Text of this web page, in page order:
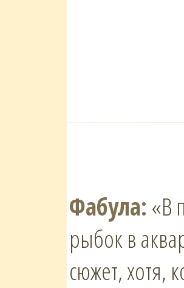
Фабула: «В
рыбок в
сюжет, хотя,